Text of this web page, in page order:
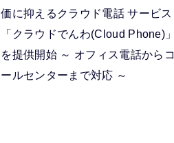
価に抑えるクラウド電話 サービス
「クラウドでんわ(Cloud Phone)」
を提供開始 ～ オフィス電話からコ
ールセンターまで対応 ～